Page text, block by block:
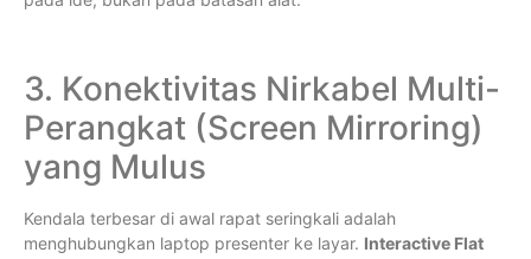
3. Konektivitas Nirkabel Multi-
Perangkat (Screen Mirroring)
yang Mulus
Kendala terbesar di awal rapat seringkali adalah
menghubungkan laptop presenter ke layar. Interactive Flat